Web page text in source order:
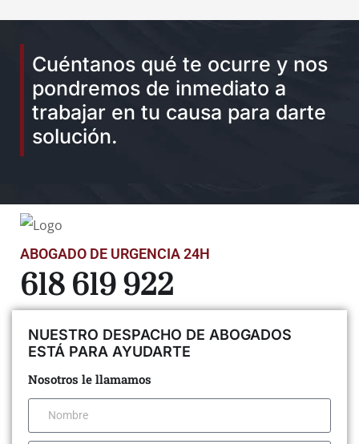
Cuéntanos qué te ocurre y nos
pondremos de inmediato a
trabajar en tu causa para darte
solución.
ABOGADO DE URGENCIA 24H
618 619 922
NUESTRO DESPACHO DE ABOGADOS
ESTÁ PARA AYUDARTE
Nosotros le llamamos